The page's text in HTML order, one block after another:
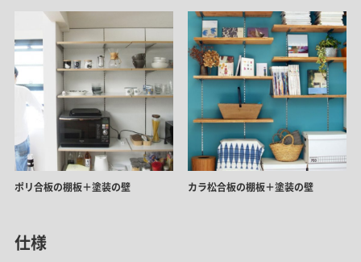
ポリ合板の棚板＋塗装の壁 カラ松合板の棚板＋塗装の壁
仕様